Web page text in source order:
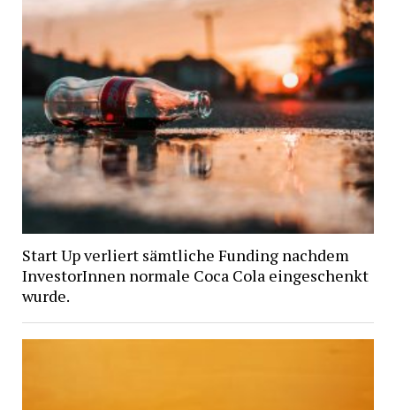
Start Up verliert sämtliche Funding nachdem
InvestorInnen normale Coca Cola eingeschenkt
wurde.